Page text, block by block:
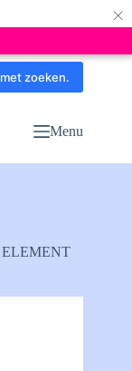
×
zoeken.
Menu
ELEMENT